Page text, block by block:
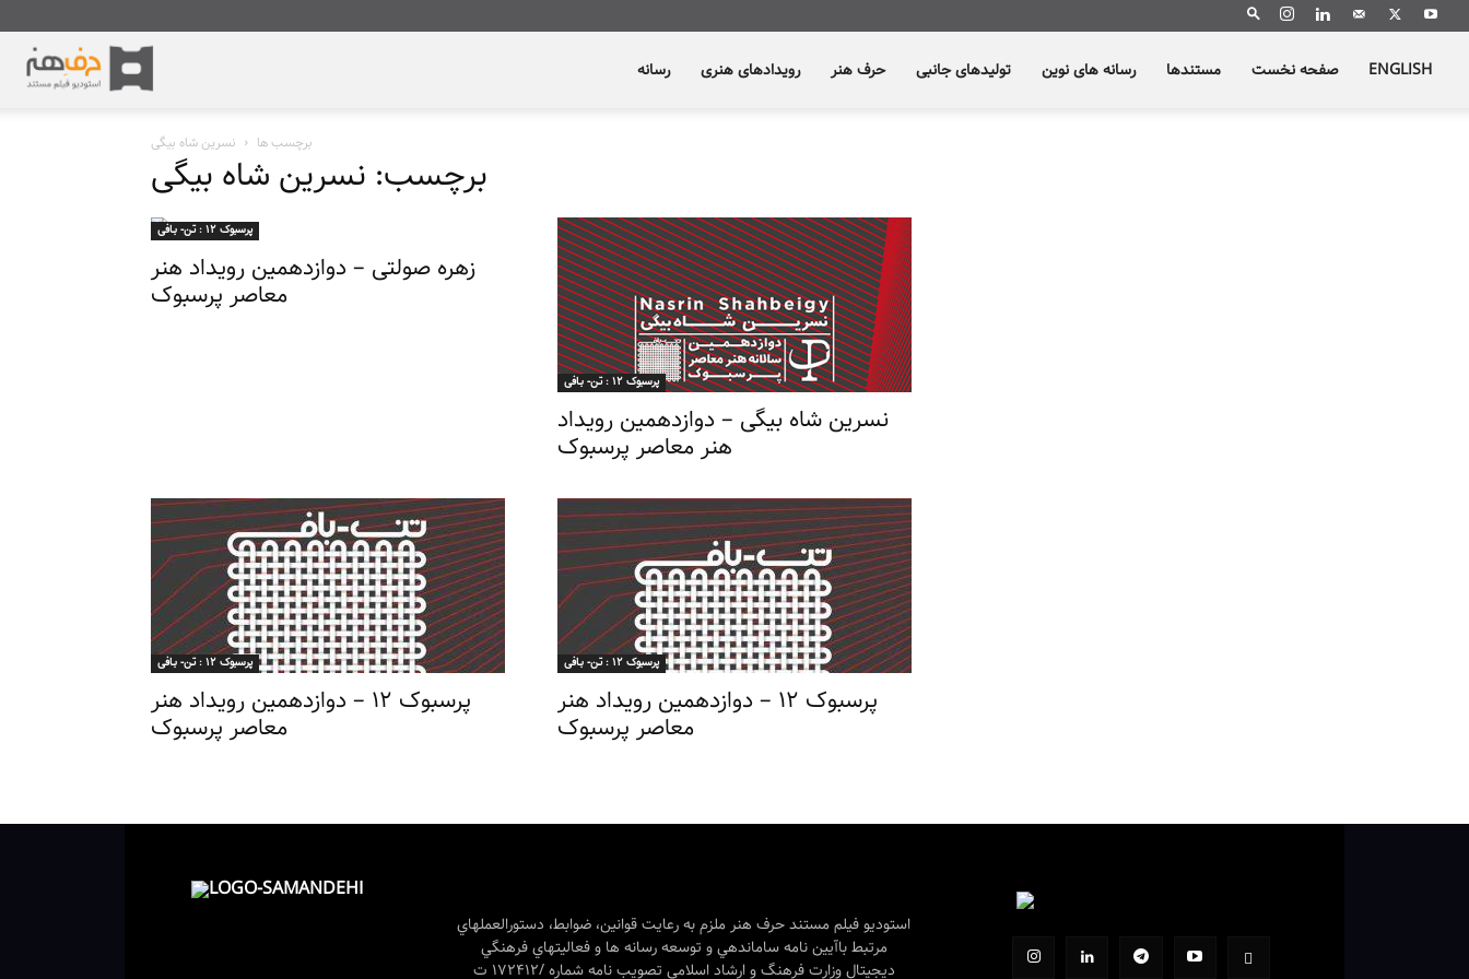
هنری
–
حرف
رسانه رویدادهای هنری حرف هنر تولیدهای جانبی رسانه های نوین مستندها صفحه نخست ENGLISH
برچسب ها نسرین شاه بیگی
برچسب: نسرین شاه بیگی
پرسبوک ۱۲ : تـن- بـافی
زهره صولتی – دوازدهمین رویداد هنر
معاصر پرسبوک
پرسبوک ۱۲ : تـن- بـافی
نسرین شاه بیگی – دوازدهمین رویداد
هنر معاصر پرسبوک
پرسبوک ۱۲ : تـن- بـافی
پرسبوک ۱۲ – دوازدهمین رویداد هنر
معاصر پرسبوک
پرسبوک ۱۲ : تـن- بـافی
پرسبوک ۱۲ – دوازدهمین رویداد هنر
معاصر پرسبوک
استودیو فیلم مستند حرف هنر ملزم به رعایت قوانين، ضوابط، دستورالعملهاي
مرتبط باآيين نامه ساماندهي و توسعه رسانه ها و فعاليتهاي فرهنگي
ديجيتال وزارت فرهنگ و ارشاد اسلامی تصویب نامه شماره /۱۷۲۴۱۲ ت